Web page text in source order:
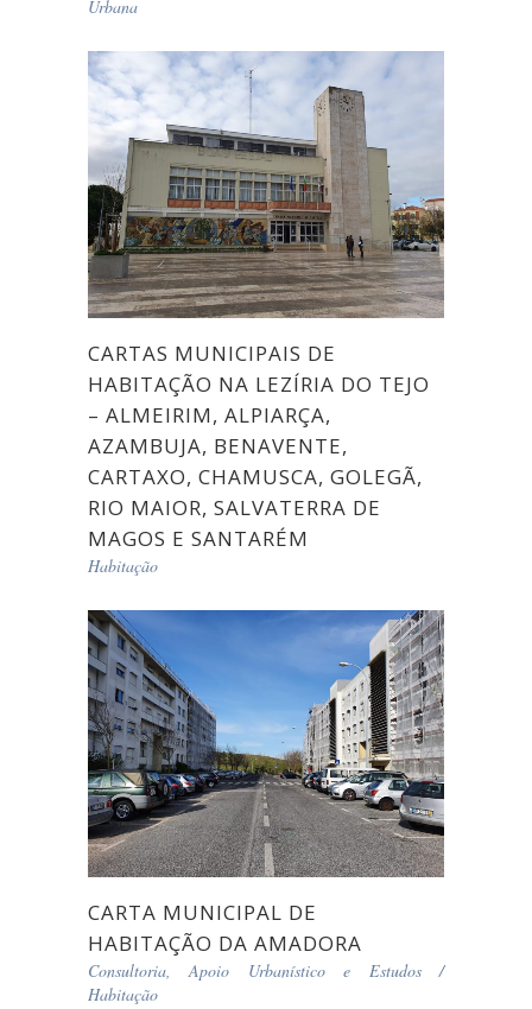
Urbana
CARTAS MUNICIPAIS DE
HABITAÇÃO NA LEZÍRIA DO TEJO
– ALMEIRIM, ALPIARÇA,
AZAMBUJA, BENAVENTE,
CARTAXO, CHAMUSCA, GOLEGÃ,
RIO MAIOR, SALVATERRA DE
MAGOS E SANTARÉM
Habitação
CARTA MUNICIPAL DE
HABITAÇÃO DA AMADORA
Consultoria, Apoio Urbanístico e Estudos/
Habitação